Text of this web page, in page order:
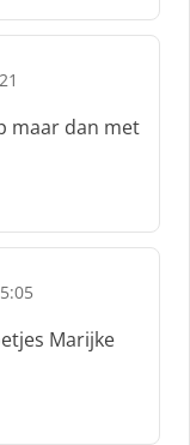
maar dan met
Marijke